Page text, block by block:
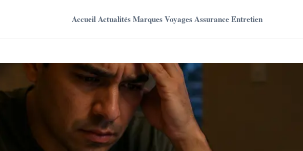
AccueilActualitésMarquesVoyagesAssuranceEntretien